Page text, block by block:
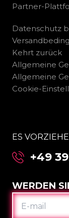
Partner-
Datenschutz
Kehrt zurück
Allgemeine
Allgemeine
Cookie-
ES
+49
WERDEN
E-
MAIL